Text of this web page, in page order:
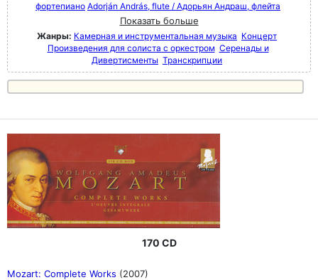
фортепиано Adorján András, flute / Адорьян Андраш, флейта
Показать больше
Жанры: Камерная и инструментальная музыка Концерт
Произведения для солиста с оркестром Серенады и
Дивертисменты Транскрипции
170 CD
Mozart: Complete Works (2007)